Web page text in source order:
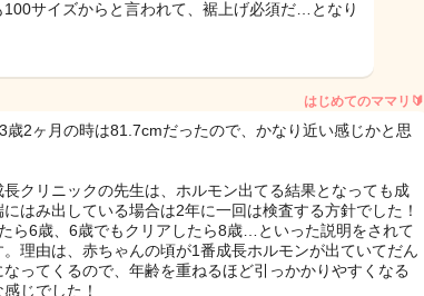
100サイズからと言われて、裾上げ必須だ…となり
はじめてのママリ🔰
歳2ヶ月の時は81.7cmだったので、かなり近い感じかと思
クリニックの先生は、ホルモン出てる結果となっても成
はみ出している場合は2年に一回は検査する方針でした！
ら6歳、6歳でもクリアしたら8歳…といった説明をされて
理由は、赤ちゃんの頃が1番成長ホルモンが出ていてだん
ってくるので、年齢を重ねるほど引っかかりやすくなる
じでした！